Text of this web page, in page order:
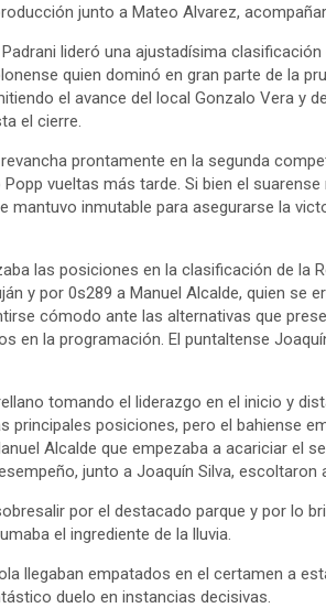
junto a Mateo Alvarez,
lideró una ajustadísima
quien dominó en gran parte de la
el avance del local Gonzalo Vera y
el cierre.
prontamente en la segunda
vueltas más tarde. Si bien el
mantuvo inmutable para asegurarse la
las posiciones en la clasificación de la
y por 0s289 a Manuel Alcalde, quien se
cómodo ante las alternativas que
en la programación. El puntaltense
tomando el liderazgo en el inicio y
principales posiciones, pero el bahiense
Alcalde que empezaba a acariciar el
junto a Joaquín Silva, escoltaron
por el destacado parque y por lo
el ingrediente de la lluvia.
llegaban empatados en el certamen a
duelo en instancias decisivas.